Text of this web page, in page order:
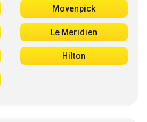
Movenpick
Le Meridien
Hilton